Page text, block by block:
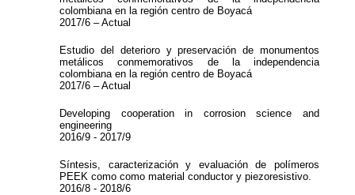
colombiana en la región centro de Boyacá
2017/6 – Actual
Estudio del deterioro y preservación de monumentos
metálicos conmemorativos de la independencia
colombiana en la región centro de Boyacá
2017/6 – Actual
Developing cooperation in corrosion science and
engineering
2016/9 - 2017/9
Síntesis, caracterización y evaluación de polímeros
PEEK como como material conductor y piezoresistivo.
2016/8 - 2018/6